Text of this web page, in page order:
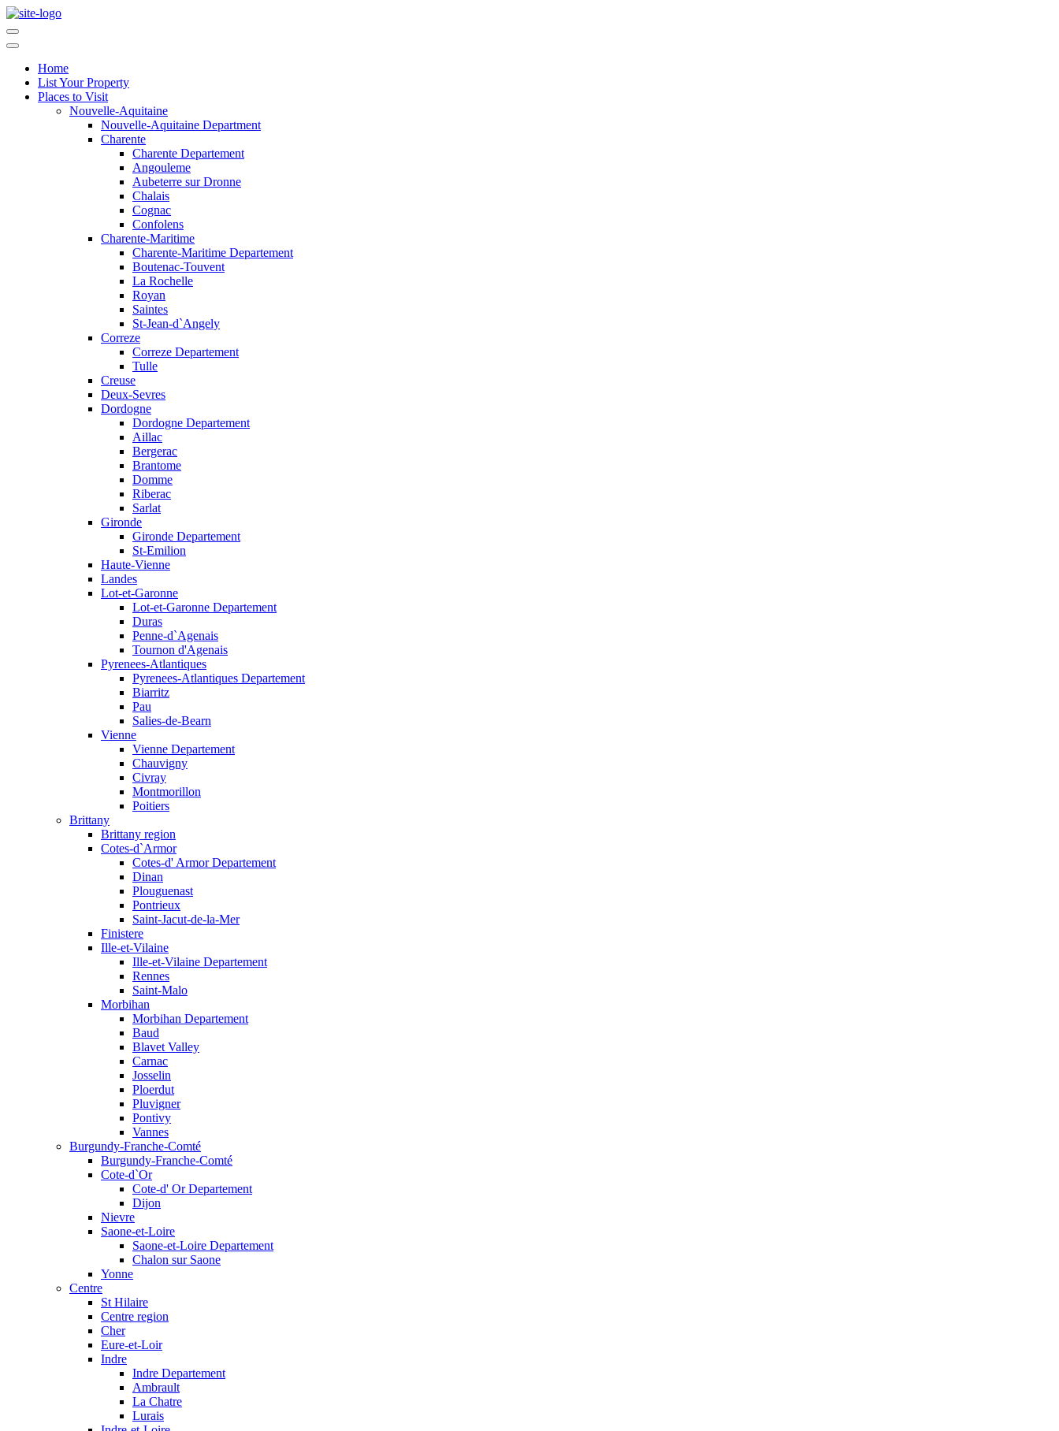
Home
List Your Property
Places to Visit
Nouvelle-Aquitaine
Nouvelle-Aquitaine Department
Charente
Charente Departement
Angouleme
Aubeterre sur Dronne
Chalais
Cognac
Confolens
Charente-Maritime
Charente-Maritime Departement
Boutenac-Touvent
La Rochelle
Royan
Saintes
St-Jean-d`Angely
Correze
Correze Departement
Tulle
Creuse
Deux-Sevres
Dordogne
Dordogne Departement
Aillac
Bergerac
Brantome
Domme
Riberac
Sarlat
Gironde
Gironde Departement
St-Emilion
Haute-Vienne
Landes
Lot-et-Garonne
Lot-et-Garonne Departement
Duras
Penne-d`Agenais
Tournon d'Agenais
Pyrenees-Atlantiques
Pyrenees-Atlantiques Departement
Biarritz
Pau
Salies-de-Bearn
Vienne
Vienne Departement
Chauvigny
Civray
Montmorillon
Poitiers
Brittany
Brittany region
Cotes-d`Armor
Cotes-d' Armor Departement
Dinan
Plouguenast
Pontrieux
Saint-Jacut-de-la-Mer
Finistere
Ille-et-Vilaine
Ille-et-Vilaine Departement
Rennes
Saint-Malo
Morbihan
Morbihan Departement
Baud
Blavet Valley
Carnac
Josselin
Ploerdut
Pluvigner
Pontivy
Vannes
Burgundy-Franche-Comté
Burgundy-Franche-Comté
Cote-d`Or
Cote-d' Or Departement
Dijon
Nievre
Saone-et-Loire
Saone-et-Loire Departement
Chalon sur Saone
Yonne
Centre
St Hilaire
Centre region
Cher
Eure-et-Loir
Indre
Indre Departement
Ambrault
La Chatre
Lurais